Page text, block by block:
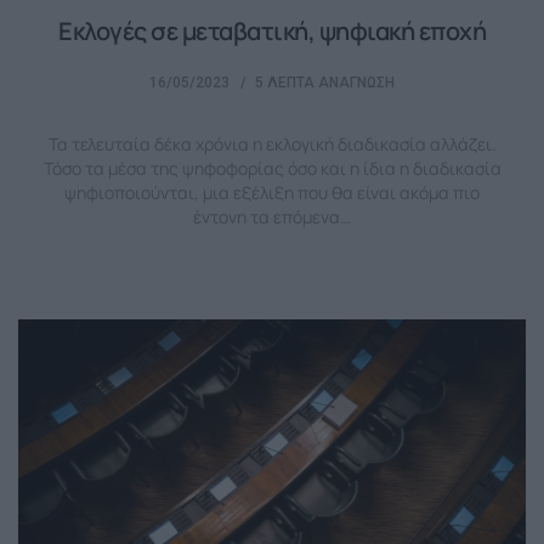
Εκλογές σε μεταβατική, ψηφιακή εποχή
16/05/2023 5 ΛΕΠΤΆ ΑΝΆΓΝΩΣΗ
Τα τελευταία δέκα χρόνια η εκλογική διαδικασία αλλάζει.
Τόσο τα μέσα της ψηφοφορίας όσο και η ίδια η διαδικασία
ψηφιοποιούνται, μια εξέλιξη που θα είναι ακόμα πιο
έντονη τα επόμενα…